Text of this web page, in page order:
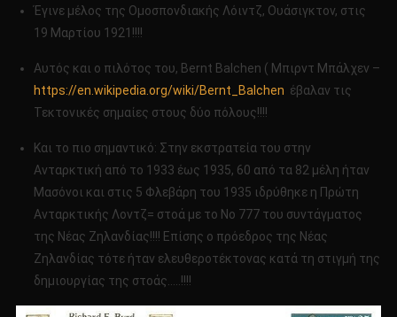
Έγινε μέλος της Ομοσπονδιακής Λόιντζ, Ουάσιγκτον, στις
19 Μαρτίου 1921!!!!
Αυτός και ο πιλότος του, Bernt Balchen ( Μπιρντ Μπάλχεν –
https://en.wikipedia.org/wiki/Bernt_Balchen έβαλαν τις
Τεκτονικές σημαίες στους δύο πόλους!!!!
Και το πιο σημαντικό: Στην εκστρατεία του στην
Ανταρκτική από το 1933 έως 1935, 60 από τα 82 μέλη ήταν
Μασόνοι και στις 5 Φλεβάρη του 1935 ιδρύθηκε η Πρώτη
Ανταρκτικής Λοντζ= στοά με το Νο 777 του συντάγματος
της Νέας Ζηλανδίας!!!! Επίσης ο πρόεδρος της Νέας
Ζηλανδίας τότε ήταν ελευθεροτέκτονας κατά τη στιγμή της
δημιουργίας της στοάς…..!!!!